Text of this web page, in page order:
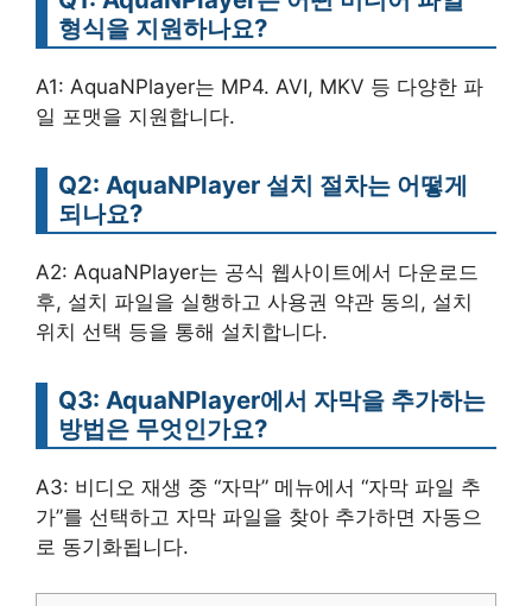
형식을 지원하나요?
A1: AquaNPlayer는 MP4. AVI, MKV 등 다양한 파
일 포맷을 지원합니다.
Q2: AquaNPlayer 설치 절차는 어떻게
되나요?
A2: AquaNPlayer는 공식 웹사이트에서 다운로드
후, 설치 파일을 실행하고 사용권 약관 동의, 설치
위치 선택 등을 통해 설치합니다.
Q3: AquaNPlayer에서 자막을 추가하는
방법은 무엇인가요?
A3: 비디오 재생 중 “자막” 메뉴에서 “자막 파일 추
가”를 선택하고 자막 파일을 찾아 추가하면 자동으
로 동기화됩니다.